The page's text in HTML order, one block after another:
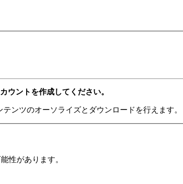
ウントを作成してください。
ンツのオーソライズとダウンロードを行えます。
性があります。